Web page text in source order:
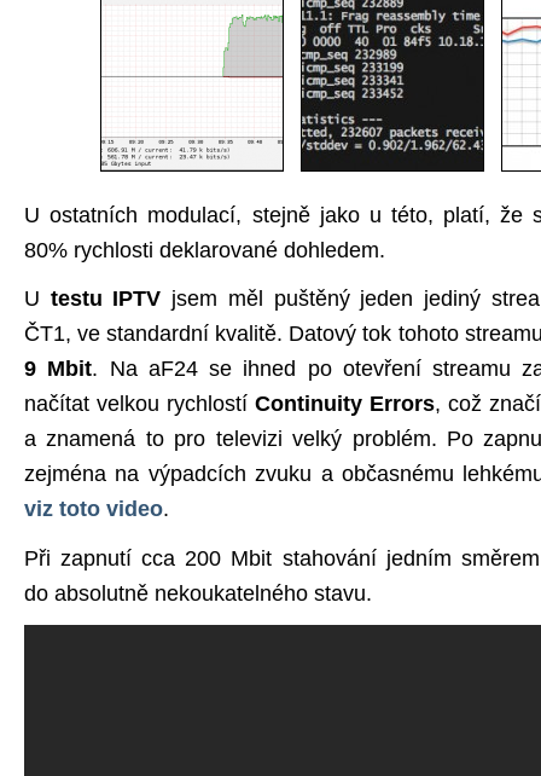
U ostatních modulací, stejně jako u této, platí, že
80% rychlosti deklarované dohledem.
U testu IPTV jsem měl puštěný jeden jediný
ČT1, ve standardní kvalitě. Datový tok tohoto
9 Mbit. Na aF24 se ihned po otevření streamu
načítat velkou rychlostí Continuity Errors, což
a znamená to pro televizi velký problém. Po
zejména na výpadcích zvuku a občasnému
viz toto video.
Při zapnutí cca 200 Mbit stahování jedním
do absolutně nekoukatelného stavu.